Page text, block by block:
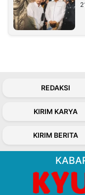
REDAKSI
KIRIM KARYA
KIRIM BERITA